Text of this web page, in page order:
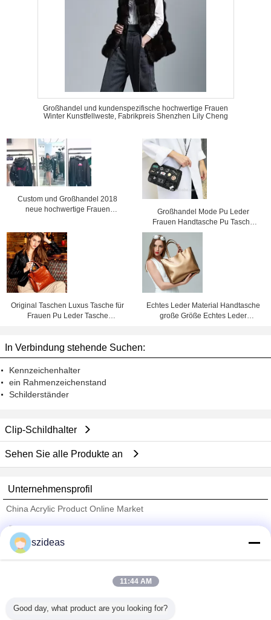
Großhandel und kundenspezifische hochwertige Frauen
Winter Kunstfellweste, Fabrikpreis Shenzhen Lily Cheng
Custom und Großhandel 2018
neue hochwertige Frauen
Großhandel Mode Pu Leder
Frauen Handtasche Pu Tasche
Kette Tasche, Crossbody
Tasche,Werkpreis Shenzhen Lily
Cheng
Original Taschen Luxus Tasche für
Frauen Pu Leder Tasche
Echtes Leder Material Handtasche
große Größe Echtes Leder
In Verbindung stehende Suchen:
Kennzeichenhalter
ein Rahmenzeichenstand
Schilderständer
Clip-Schildhalter
Sehen Sie alle Produkte an
Unternehmensprofil
China Acrylic Product Online Market
Trust Seal
Alle Produkte
szideas
11:44 AM
Good day, what product are you looking for?